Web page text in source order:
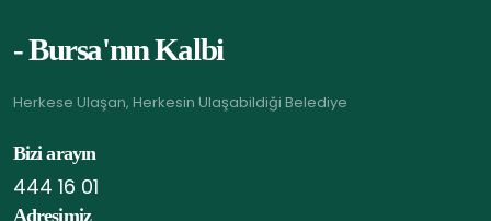
- Bursa'nın Kalbi
Herkese Ulaşan, Herkesin Ulaşabildiği Belediye
Bizi arayın
444 16 01
Adresimiz